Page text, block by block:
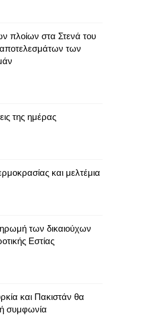
πλοίων στα Στενά του
των
της ημέρας
και μελτέμια
των δικαιούχων
Εστίας
και Πακιστάν θα
συμφωνία